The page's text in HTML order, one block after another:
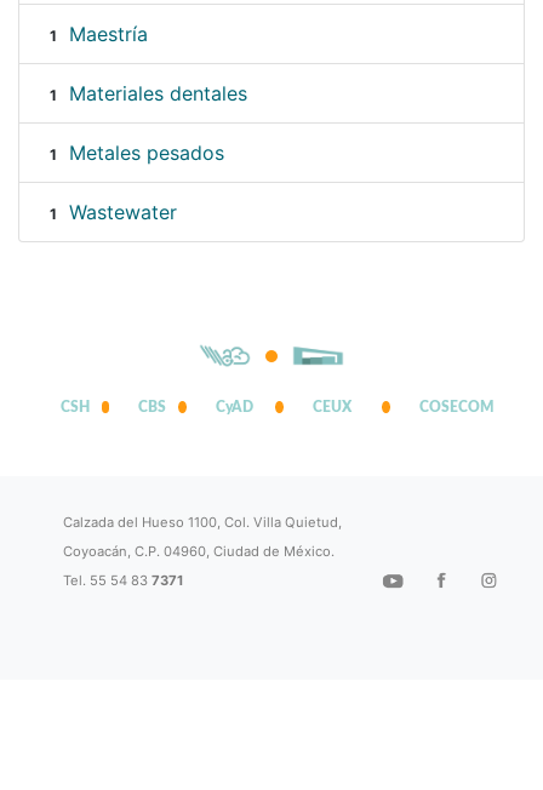
1 Maestría
1 Materiales dentales
1 Metales pesados
1 Wastewater
CSH CBS CyAD CEUX COSECOM
Calzada del Hueso 1100, Col. Villa Quietud,
Coyoacán, C.P. 04960, Ciudad de México.
Tel. 55 54 837371